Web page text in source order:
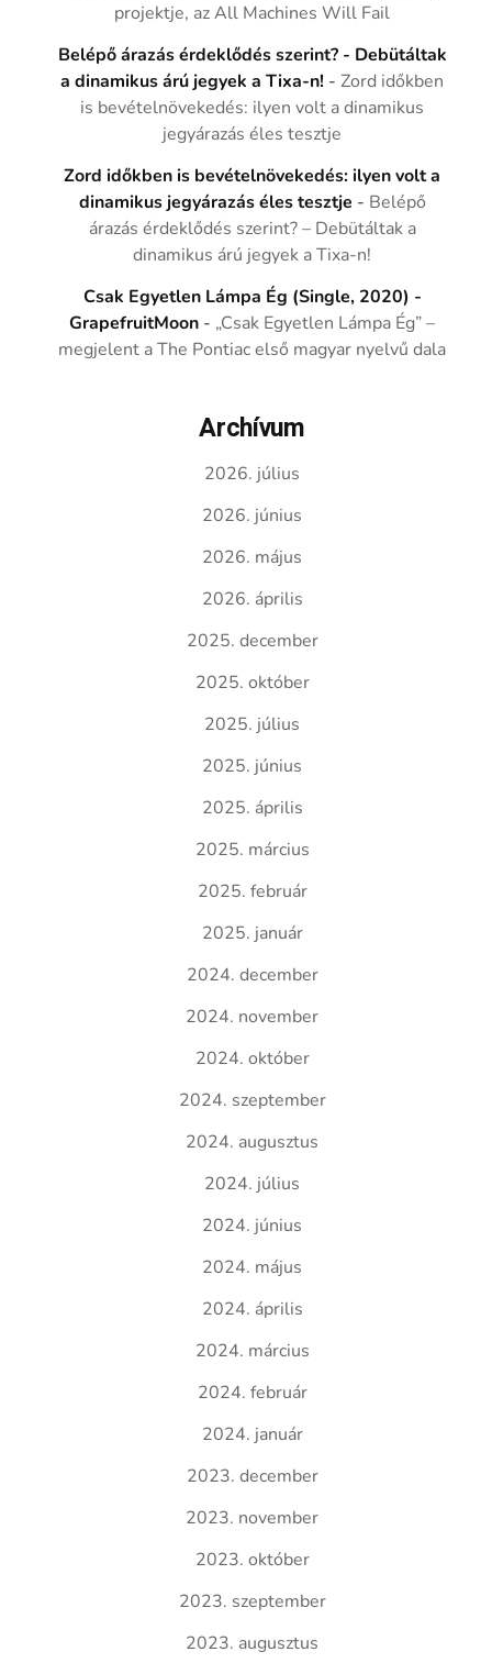
projektje, az All Machines Will Fail
Belépő árazás érdeklődés szerint? - Debütáltak
a dinamikus árú jegyek a Tixa-n! -Zord időkben
is bevételnövekedés: ilyen volt a dinamikus
jegyárazás éles tesztje
Zord időkben is bevételnövekedés: ilyen volt a
dinamikus jegyárazás éles tesztje - Belépő
árazás érdeklődés szerint? – Debütáltak a
dinamikus árú jegyek a Tixa-n!
Csak Egyetlen Lámpa Ég (Single, 2020) -
GrapefruitMoon - „Csak Egyetlen Lámpa Ég” –
megjelent a The Pontiac első magyar nyelvű dala
Archívum
2026. július
2026. június
2026. május
2026. április
2025. december
2025. október
2025. július
2025. június
2025. április
2025. március
2025. február
2025. január
2024. december
2024. november
2024. október
2024. szeptember
2024. augusztus
2024. július
2024. június
2024. május
2024. április
2024. március
2024. február
2024. január
2023. december
2023. november
2023. október
2023. szeptember
2023. augusztus